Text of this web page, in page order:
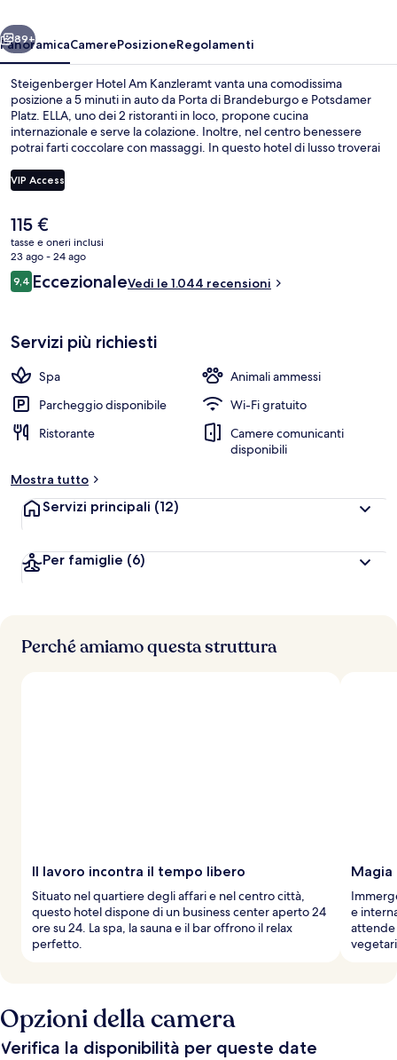
Avanti
89+
PanoramicaCamerePosizioneRegolamenti
Steigenberger Hotel Am Kanzleramt vanta una comodissima
posizione a 5 minuti in auto da Porta di Brandeburgo e Potsdamer
Platz. ELLA, uno dei 2 ristoranti in loco, propone cucina
internazionale e serve la colazione. Inoltre, nel centro benessere
potrai farti coccolare con massaggi. In questo hotel di lusso troverai
uno snack bar. Le recensioni apprezzano la posizione comoda per i
mezzi pubblici: S-Bahn di Berlin Central si trova a 4 min e Fermata
VIP Access
Il
prezzo
attuale
è
115 €
115 €
tasse e oneri inclusi
23 ago - 24 ago
Recensioni
9,49,4 su 10
EccezionaleVedi le 1.044 recensioni
Servizi più richiesti
Spa
Animali ammessi
Parcheggio disponibile
Wi-Fi gratuito
Ristorante
Camere comunicanti
disponibili
Mostra tutto
Servizi principali (12)
Per famiglie (6)
Perché amiamo questa struttura
Il lavoro incontra il tempo libero
Situato nel quartiere degli affari e nel centro città,
questo hotel dispone di un business center aperto 24
ore su 24. La spa, la sauna e il bar offrono il relax
perfetto.
Magia
e
attende
Opzioni della camera
Verifica la disponibilità per queste date